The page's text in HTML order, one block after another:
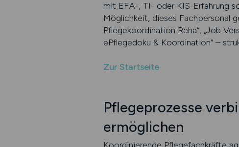
mit EFA-, TI- oder KIS-Erfahrung
Möglichkeit, dieses Fachpersonal
Pflegekoordination Reha“, „Job
ePflegedoku & Koordination“ –
Zur Startseite
Pflegeprozesse
ermöglichen